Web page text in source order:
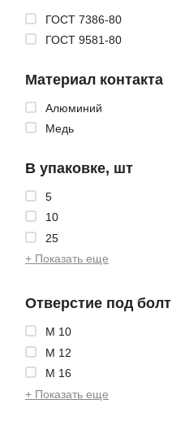
ГОСТ 7386-80
ГОСТ 9581-80
Материал контакта
Алюминий
Медь
В упаковке, шт
5
10
25
+ Показать еще
Отверстие под болт
М 10
М 12
М 16
+ Показать еще